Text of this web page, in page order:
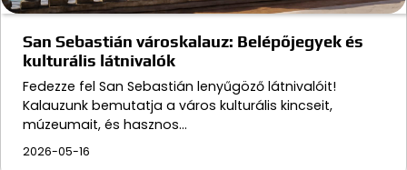
San Sebastián városkalauz: Belépőjegyek és
kulturális látnivalók
Fedezze fel San Sebastián lenyűgöző látnivalóit!
Kalauzunk bemutatja a város kulturális kincseit,
múzeumait, és hasznos…
2026-05-16